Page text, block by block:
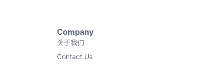
Company
关于我们
Contact Us